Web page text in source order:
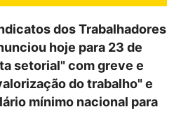
dos Trabalhadores
hoje para 23 de
setorial" com greve e
do trabalho" e
mínimo nacional para